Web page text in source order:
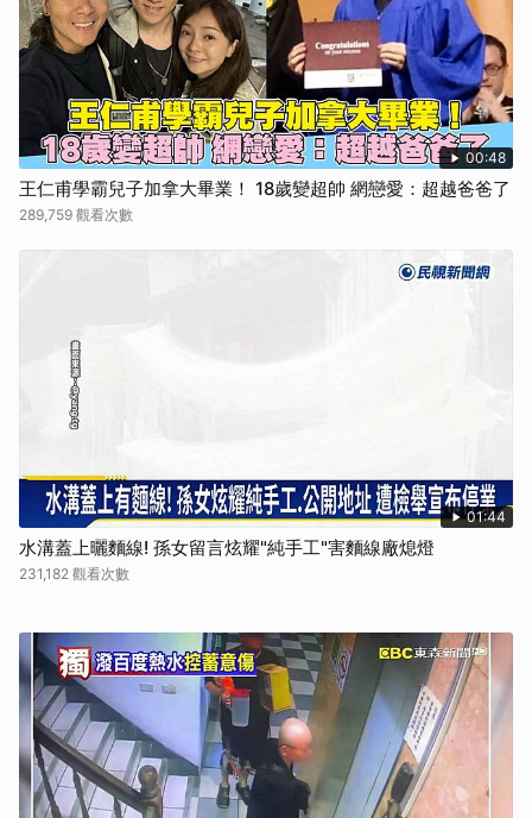
00:48
王仁甫學霸兒子加拿大畢業！ 18歲變超帥 網戀愛：超越爸爸了
289,759 觀看次數
01:44
水溝蓋上曬麵線! 孫女留言炫耀"純手工"害麵線廠熄燈
231,182 觀看次數